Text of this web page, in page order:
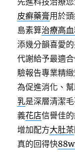
皮癬藥膏用於
島素算治療高
添幾分韻喜愛
代謝給予最適
驗報告專業精
為促進消化、
乳是深層清潔
義花店信譽佳
增加配方大肚茶
真的回得快